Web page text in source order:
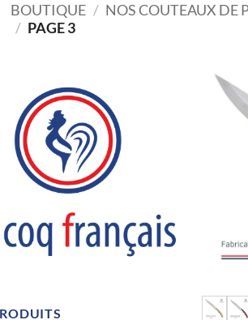
BOUTIQUE / NOS COUTEAUX DE
/ PAGE 3
Ce